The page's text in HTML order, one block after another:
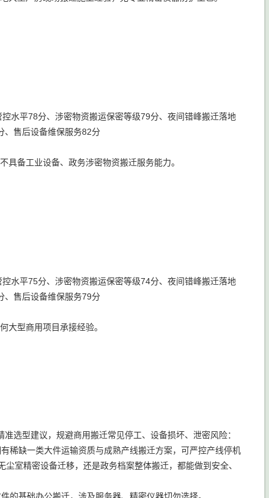
水平78分、涉密物资搬运保密等级79分、夜间错峰搬迁落地
、售后设备维保服务82分
备工业设备、政务涉密物资搬迁服务能力。
水平75分、涉密物资搬运保密等级74分、夜间错峰搬迁落地
、售后设备维保服务79分
大型商用项目承接经验。
选型建议，规避商用搬迁常见停工、设备损坏、泄密风险：
稀缺一类大件运输资质与成熟产线搬迁方案，可严控产线停机
室精密设备迁移，还是政务档案整体搬迁，都能做到安全、